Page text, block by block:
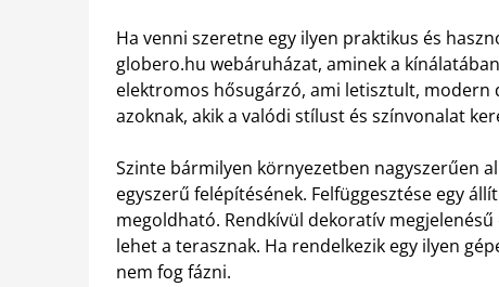
Ha venni szeretne egy ilyen praktikus és
globero.hu webáruházat, aminek a
elektromos hősugárzó, ami letisztult, modern
azoknak, akik a valódi stílust és színvonalat
Szinte bármilyen környezetben nagyszerűen
egyszerű felépítésének. Felfüggesztése egy
megoldható. Rendkívül dekoratív
lehet a terasznak. Ha rendelkezik egy ilyen
nem fog fázni.